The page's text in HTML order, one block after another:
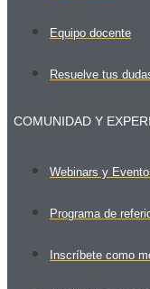
Equipo docente
Resuelve tus
COMUNIDAD Y
Webinars y
Programa de
Inscríbete como